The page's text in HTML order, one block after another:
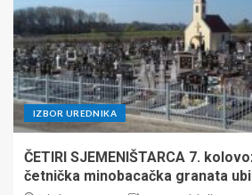
IZBOR UREDNIKA
ČETIRI SJEMENIŠTARCA 7.
četnička minobacačka granata